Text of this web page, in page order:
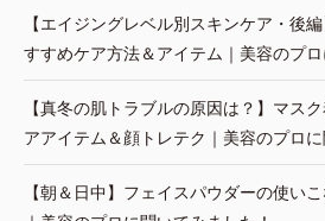
【エイジングレベル別スキンケア・後
すすめケア方法＆アイテム｜美容のプロ
【真冬の肌トラブルの原因は？】マス
アアイテム＆顔トレテク｜美容のプロに
【朝＆日中】フェイスパウダーの使い